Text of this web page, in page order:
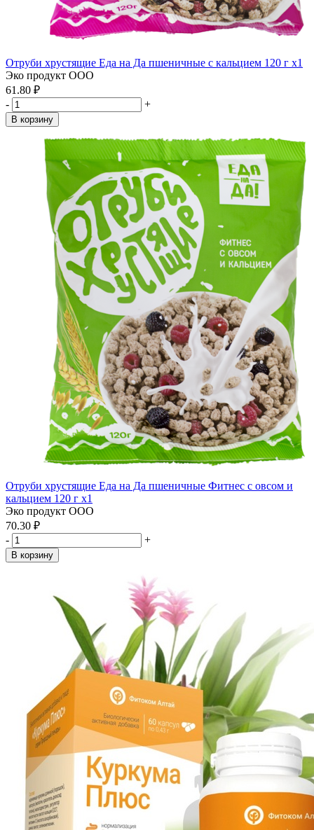
Отруби хрустящие Еда на Да пшеничные с кальцием 120 г x1
Эко продукт ООО
61.80 ₽
-
+
В корзину
Отруби хрустящие Еда на Да пшеничные Фитнес с овсом и
кальцием 120 г x1
Эко продукт ООО
70.30 ₽
-
+
В корзину